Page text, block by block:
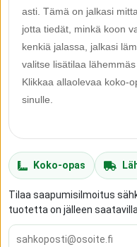
asti. Tämä on jalkasi
jotta tiedät, minkä koon
kenkiä jalassa, jalkasi
valitse lisätilaa
Klikkaa allaolevaa koko-
sinulle.
Koko-opas
Tilaa saapumisilmoitus
tuotetta on jälleen saatavilla.